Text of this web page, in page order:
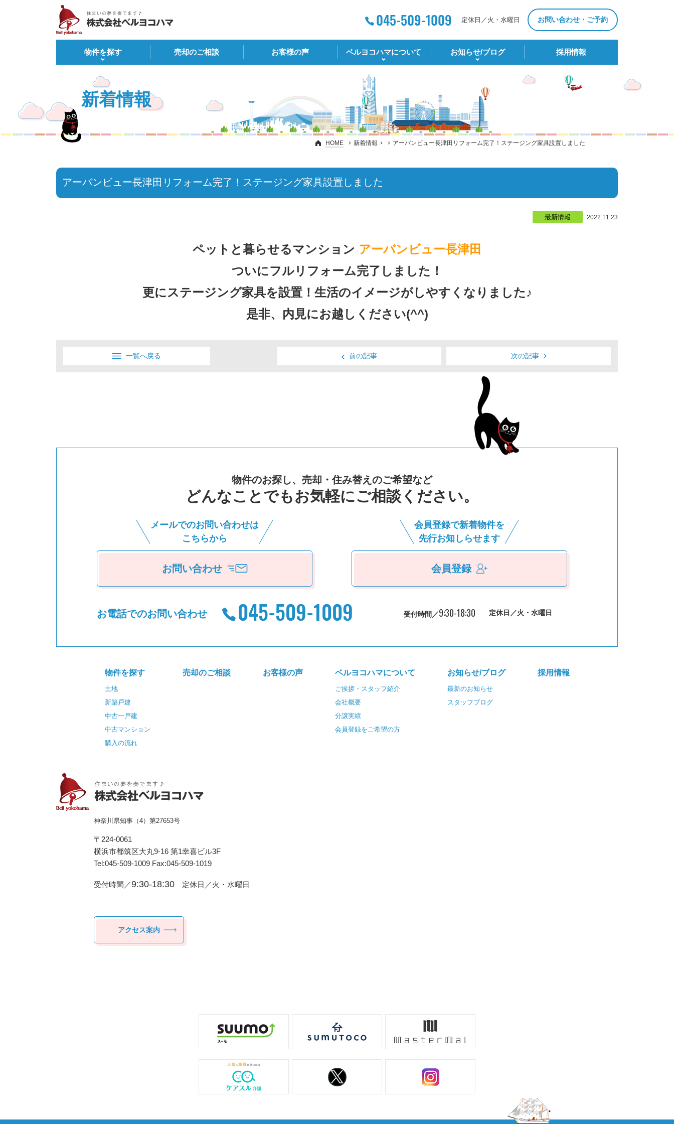
定休日／火・水曜日 お問い合わせ・ご予約
物件を探す 売却のご相談 お客様の声 ベルヨコハマについて お知らせ/ブログ 採⽤情報
新着情報
HOME 新着情報 アーバンビュー長津田リフォーム完了！ステージング家具設置しました
アーバンビュー長津田リフォーム完了！ステージング家具設置しました
最新情報 2022.11.23
ペットと暮らせるマンション アーバンビュー長津田
ついにフルリフォーム完了しました！
更にステージング家具を設置！生活のイメージがしやすくなりました♪
是非、内見にお越しください(^^)
一覧へ戻る 次の記事
前の記事
物件のお探し、売却・住み替えのご希望など
どんなことでもお気軽にご相談ください。
メールでのお問い合わせは
こちらから
お問い合わせ
会員登録で新着物件を
先⾏お知しらせます
会員登録
お電話でのお問い合わせ 受付時間／9:30-18:30 定休日／火・水曜日
物件を探す
土地
新築戸建
中古一戸建
中古マンション
購入の流れ
売却のご相談 お客様の声 ベルヨコハマについて
ご挨拶・スタッフ紹介
会社概要
分譲実績
会員登録をご希望の方
お知らせ/ブログ
最新のお知らせ
スタッフブログ
採⽤情報
神奈川県知事（4）第27653号
〒224-0061
横浜市都筑区⼤丸9-16 第1幸喜ビル3F
Tel:045-509-1009 Fax:045-509-1019
受付時間／9:30-18:30 定休日／火・水曜日
アクセス案内